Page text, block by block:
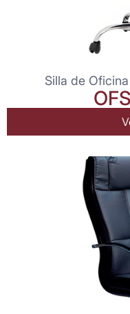
Silla de